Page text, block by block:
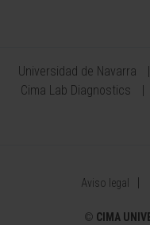
Universidad de Navarra
Cima Lab Diagnostics
Aviso legal
© CIMA